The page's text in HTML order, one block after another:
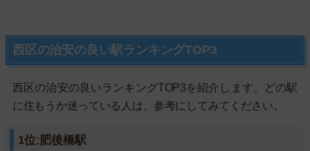
西区の治安の良い駅ランキングTOP3
西区の治安の良いランキングTOP3を紹介します。どの駅
に住もうか迷っている人は、参考にしてみてください。
1位:肥後橋駅